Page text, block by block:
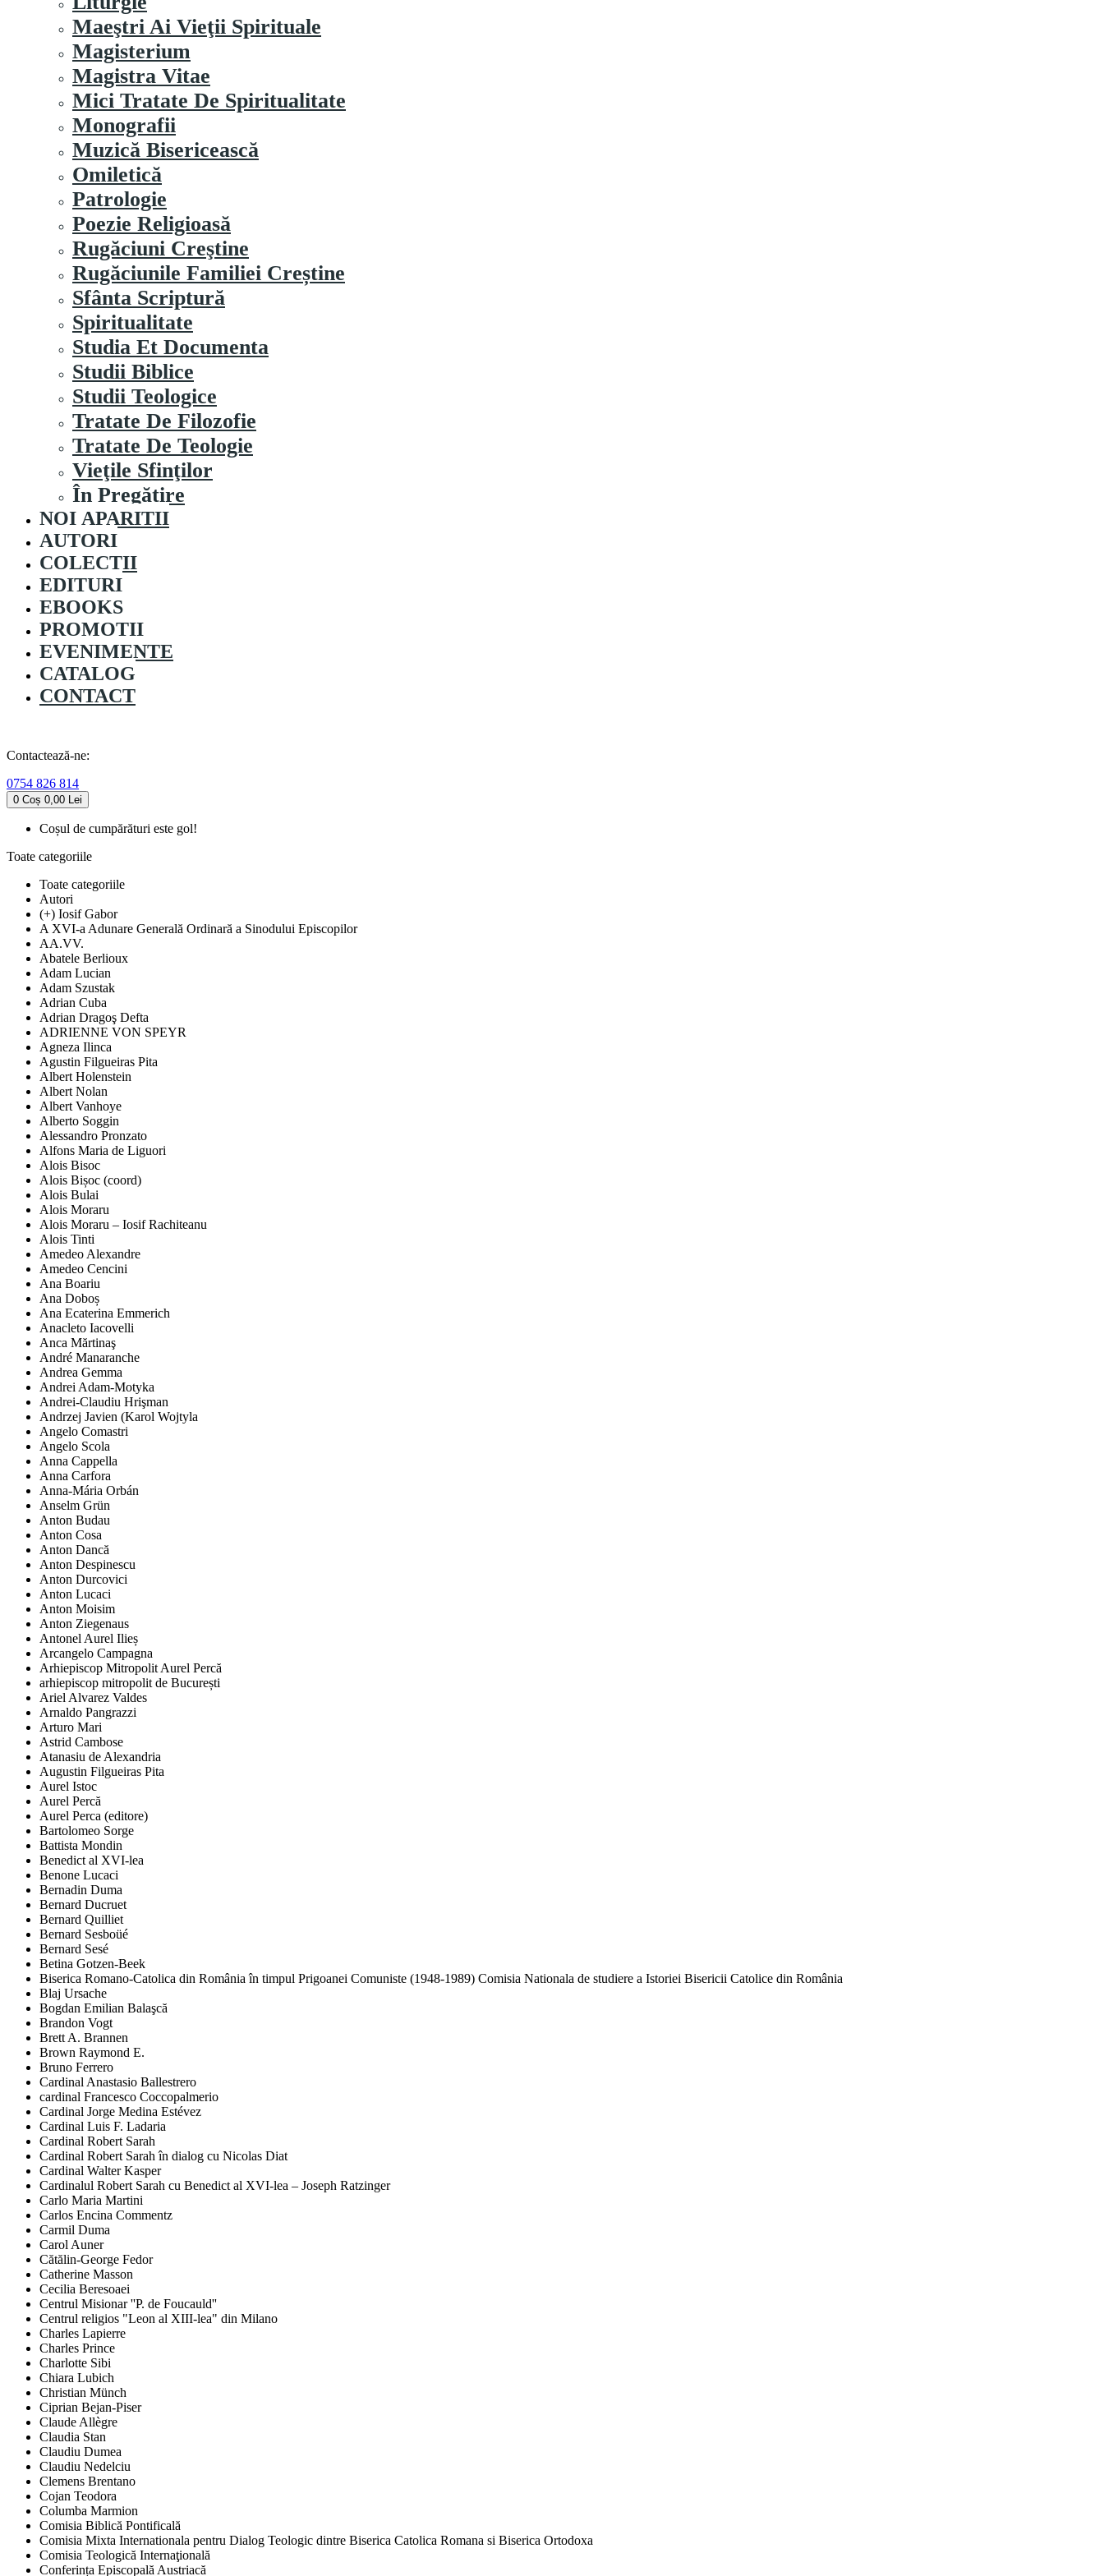
Maeştri Ai Vieţii Spirituale
Magisterium
Magistra Vitae
Mici Tratate De Spiritualitate
Monografii
Muzică Bisericească
Omiletică
Patrologie
Poezie Religioasă
Rugăciuni Creştine
Rugăciunile Familiei Creștine
Sfânta Scriptură
Spiritualitate
Studia Et Documenta
Studii Biblice
Studii Teologice
Tratate De Filozofie
Tratate De Teologie
Vieţile Sfinţilor
În Pregătire
NOI APARITII
AUTORI
COLECȚII
EDITURI
EBOOKS
PROMOȚII
EVENIMENTE
CATALOG
CONTACT
Contactează-ne:
0754 826 814
0 Coș 0,00 Lei
Coșul de cumpărături este gol!
Toate categoriile
Toate categoriile
Autori
(+) Iosif Gabor
A XVI-a Adunare Generală Ordinară a Sinodului Episcopilor
AA.VV.
Abatele Berlioux
Adam Lucian
Adam Szustak
Adrian Cuba
Adrian Dragoş Defta
ADRIENNE VON SPEYR
Agneza Ilinca
Agustin Filgueiras Pita
Albert Holenstein
Albert Nolan
Albert Vanhoye
Alberto Soggin
Alessandro Pronzato
Alfons Maria de Liguori
Alois Bisoc
Alois Bișoc (coord)
Alois Bulai
Alois Moraru
Alois Moraru – Iosif Rachiteanu
Alois Tinti
Amedeo Alexandre
Amedeo Cencini
Ana Boariu
Ana Doboș
Ana Ecaterina Emmerich
Anacleto Iacovelli
Anca Mărtinaş
André Manaranche
Andrea Gemma
Andrei Adam-Motyka
Andrei-Claudiu Hrişman
Andrzej Javien (Karol Wojtyla
Angelo Comastri
Angelo Scola
Anna Cappella
Anna Carfora
Anna-Mária Orbán
Anselm Grün
Anton Budau
Anton Cosa
Anton Dancă
Anton Despinescu
Anton Durcovici
Anton Lucaci
Anton Moisim
Anton Ziegenaus
Antonel Aurel Ilieș
Arcangelo Campagna
Arhiepiscop Mitropolit Aurel Percă
arhiepiscop mitropolit de București
Ariel Alvarez Valdes
Arnaldo Pangrazzi
Arturo Mari
Astrid Cambose
Atanasiu de Alexandria
Augustin Filgueiras Pita
Aurel Istoc
Aurel Percă
Aurel Perca (editore)
Bartolomeo Sorge
Battista Mondin
Benedict al XVI-lea
Benone Lucaci
Bernadin Duma
Bernard Ducruet
Bernard Quilliet
Bernard Sesboüé
Bernard Sesé
Betina Gotzen-Beek
Biserica Romano-Catolica din România în timpul Prigoanei Comuniste (1948-1989) Comisia Nationala de studiere a Istoriei Bisericii Catolice din România
Blaj Ursache
Bogdan Emilian Balaşcă
Brandon Vogt
Brett A. Brannen
Brown Raymond E.
Bruno Ferrero
Cardinal Anastasio Ballestrero
cardinal Francesco Coccopalmerio
Cardinal Jorge Medina Estévez
Cardinal Luis F. Ladaria
Cardinal Robert Sarah
Cardinal Robert Sarah în dialog cu Nicolas Diat
Cardinal Walter Kasper
Cardinalul Robert Sarah cu Benedict al XVI-lea – Joseph Ratzinger
Carlo Maria Martini
Carlos Encina Commentz
Carmil Duma
Carol Auner
Cătălin-George Fedor
Catherine Masson
Cecilia Beresoaei
Centrul Misionar ''P. de Foucauld''
Centrul religios "Leon al XIII-lea" din Milano
Charles Lapierre
Charles Prince
Charlotte Sibi
Chiara Lubich
Christian Münch
Ciprian Bejan-Piser
Claude Allègre
Claudia Stan
Claudiu Dumea
Claudiu Nedelciu
Clemens Brentano
Cojan Teodora
Columba Marmion
Comisia Biblică Pontificală
Comisia Mixta Internationala pentru Dialog Teologic dintre Biserica Catolica Romana si Biserica Ortodoxa
Comisia Teologică Internaţională
Conferința Episcopală Austriacă